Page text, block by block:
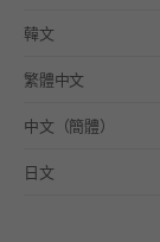
韓文
繁體中文
中文（簡體）
日文